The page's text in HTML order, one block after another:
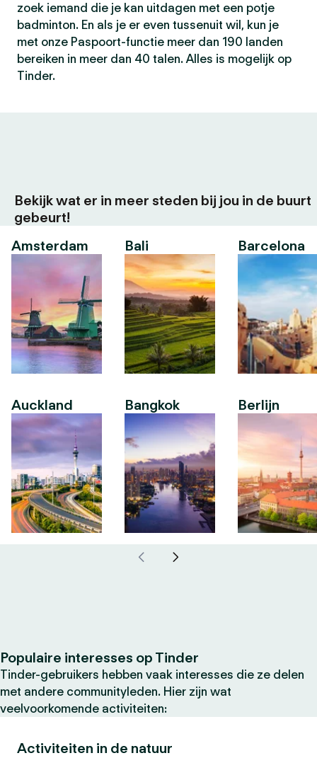
zoek iemand die je kan uitdagen met een potje
badminton. En als je er even tussenuit wil, kun je
met onze Paspoort-functie meer dan 190 landen
bereiken in meer dan 40 talen. Alles is mogelijk op
Tinder.
Bekijk wat er in meer steden bij jou in de buurt
gebeurt!
Amsterdam
Auckland
Bali
Bangkok
Barcelona
Berlijn
Populaire interesses op Tinder
Tinder-gebruikers hebben vaak interesses die ze delen
met andere communityleden. Hier zijn wat
veelvoorkomende activiteiten:
Activiteiten in de natuur